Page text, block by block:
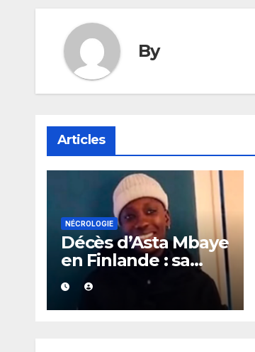
By
Articles
NÉCROLOGIE
Décès d’Asta Mbaye
en Finlande : sa
famille rejette la
thèse du suicide et
exige toute la